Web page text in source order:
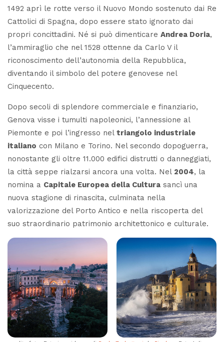
1492 aprì le rotte verso il Nuovo Mondo sostenuto dai Re
Cattolici di Spagna, dopo essere stato ignorato dai
propri concittadini. Né si può dimenticare Andrea Doria,
l’ammiraglio che nel 1528 ottenne da Carlo V il
riconoscimento dell’autonomia della Repubblica,
diventando il simbolo del potere genovese nel
Cinquecento.
Dopo secoli di splendore commerciale e finanziario,
Genova visse i tumulti napoleonici, l’annessione al
Piemonte e poi l’ingresso nel triangolo industriale
italiano con Milano e Torino. Nel secondo dopoguerra,
nonostante gli oltre 11.000 edifici distrutti o danneggiati,
la città seppe rialzarsi ancora una volta. Nel 2004, la
nomina a Capitale Europea della Cultura sancì una
nuova stagione di rinascita, culminata nella
valorizzazione del Porto Antico e nella riscoperta del
suo straordinario patrimonio architettonico e culturale.